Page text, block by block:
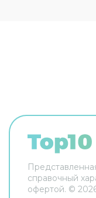
справочный
офертой. ©